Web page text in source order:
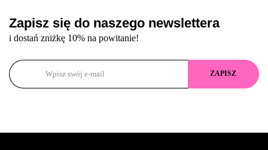
Zapisz się do naszego newslettera
i dostań zniżkę 10% na powitanie!